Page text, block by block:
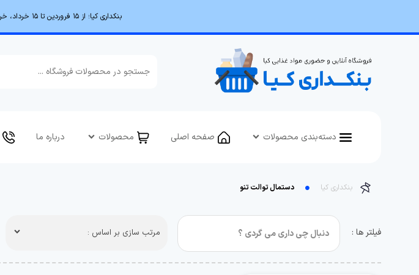
بنکداری کیا؛ از ۱۵ فروردین تا ۱۵ خرداد، خرید بالای 50میلیون تومان رایگان شد!
دسته‌بندی محصولات صفحه اصلی محصولات درباره ما
بنکداری کیا دستمال توالت تنو
فیلتر ها : مرتب سازی بر اساس :